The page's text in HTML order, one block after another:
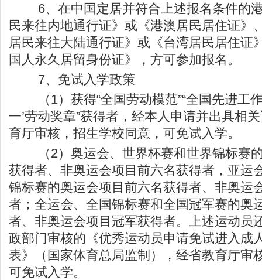
6、在中国定居并符合上述报名条件的
民来往内地通行证》或《港澳居民居住证》
居民来往大陆通行证》或《台湾居民居住证
国人永久居留身份证》，方可参加报名。
7、免试入学政策
（1）获得“全国劳动模范”“全国先进工作
一’劳动奖章”获得者，经本人申请并出具相
育厅审核，招生学校同意，可免试入学。
（2）奥运会、世界杯赛和世界锦标赛
获得者、非奥运会项目前六名获得者，亚运
锦标赛的奥运会项目前六名获得者、非奥运
者；全运会、全国锦标赛和全国冠军赛的奥
者、非奥运会项目冠军获得者。上述运动员
政部门审核的《优秀运动员申请免试进入成
表》（国家体育总局监制），经省教育厅审
可免试入学。